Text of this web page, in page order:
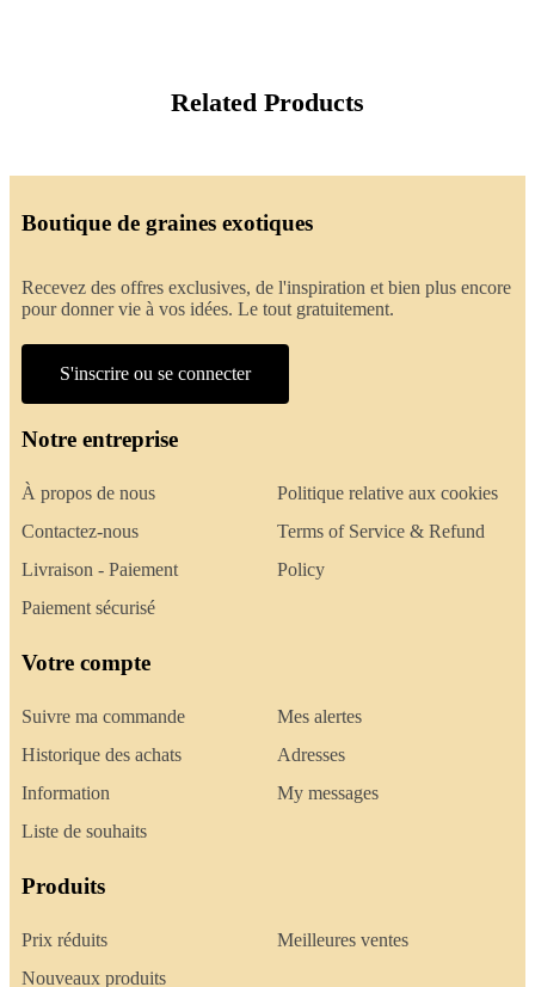
Related Products
Boutique de graines exotiques
Recevez des offres exclusives, de l'inspiration et bien plus encore
pour donner vie à vos idées. Le tout gratuitement.
S'inscrire ou se connecter
Notre entreprise
À propos de nous
Contactez-nous
Livraison - Paiement
Paiement sécurisé
Politique relative aux cookies
Terms of Service & Refund
Policy
Votre compte
Suivre ma commande
Historique des achats
Information
Liste de souhaits
Mes alertes
Adresses
My messages
Produits
Prix réduits
Nouveaux produits
Meilleures ventes